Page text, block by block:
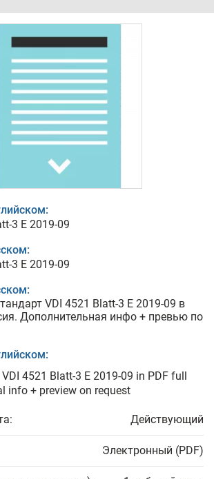
3 E 2019-09
3 E 2019-09
VDI 4521 Blatt-3 E 2019-09 в
Дополнительная инфо + превью по
4521 Blatt-3 E 2019-09 in PDF full
info + preview on request
Действующий
Электронный (PDF)